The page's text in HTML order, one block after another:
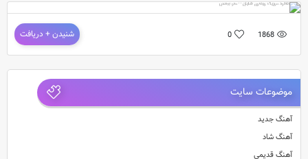
1868
0 شنیدن + دریافت
موضوعات سایت
آهنگ جدید
آهنگ شاد
آهنگ قدیمی